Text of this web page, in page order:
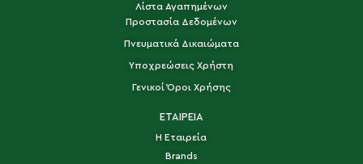
Λίστα Αγαπημένων
Προστασία Δεδομένων
Πνευματικά Δικαιώματα
Υποχρεώσεις Χρήστη
Γενικοί Όροι Χρήσης
ΕΤΑΙΡΕΙΑ
Η Εταιρεία
Brands